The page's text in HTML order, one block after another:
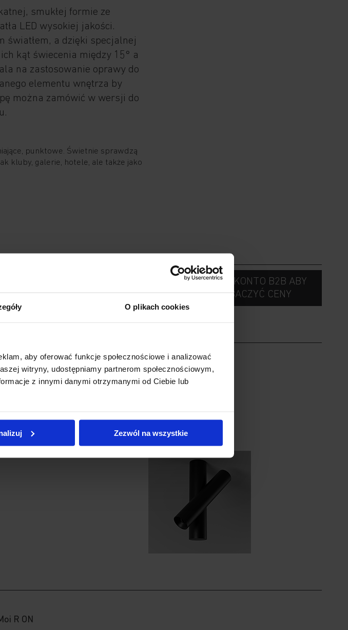
O plikach cookies
aby oferować funkcje społecznościowe i analizować
witryny, udostępniamy partnerom społecznościowym,
z innymi danymi otrzymanymi od Ciebie lub
Zezwól na wszystkie
smukłej formie ze
LED wysokiej jakości.
światłem, a dzięki specjalnej
kąt świecenia między 15° a
na zastosowanie oprawy do
elementu wnętrza by
można zamówić w wersji do
punktowe. Świetnie sprawdzą
kluby, galerie, hotele, ale także jako
ZAŁÓŻ KONTO B2B ABY
ZOBACZYĆ CENY
STRUMIEŃ
552 lm
BARWA ŚWIATŁA
2700 K CRI≥ 98
IP 20
LED
R ON